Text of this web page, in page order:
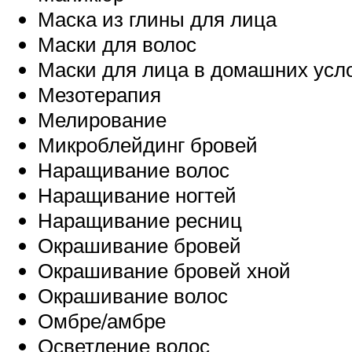
Маска из глины для лица
Маски для волос
Маски для лица в домашних
Мезотерапия
Мелирование
Микроблейдинг бровей
Наращивание волос
Наращивание ногтей
Наращивание ресниц
Окрашивание бровей
Окрашивание бровей хной
Окрашивание волос
Омбре/амбре
Осветление волос